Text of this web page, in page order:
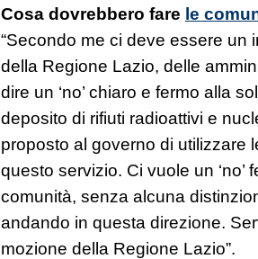
Cosa dovrebbero fare le
“Secondo me ci deve essere un
della Regione Lazio, delle
dire un ‘no’ chiaro e fermo alla
deposito di rifiuti radioattivi e
proposto al governo di utilizzare
questo servizio. Ci vuole un
comunità, senza alcuna
andando in questa direzione.
mozione della Regione Lazio”.